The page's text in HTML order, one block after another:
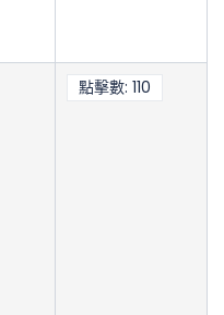
點擊數: 110